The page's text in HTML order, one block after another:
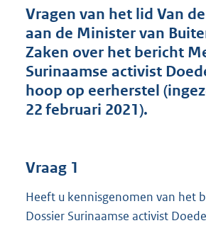
n
d
s
g
r
o
K
b
Vragen van het lid Van
aan de Minister van
Zaken over het bericht
Surinaamse activist
hoop op eerherstel
22 februari 2021).
Vraag 1
Heeft u kennisgenomen van het
Dossier Surinaamse activist